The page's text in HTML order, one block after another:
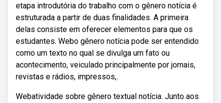
etapa introdutória do trabalho com o gênero notícia é
estruturada a partir de duas finalidades. A primeira
delas consiste em oferecer elementos para que os
estudantes. Webo gênero notícia pode ser entendido
como um texto no qual se divulga um fato ou
acontecimento, veiculado principalmente por jornais,
revistas e rádios, impressos,.
Webatividade sobre gênero textual notícia. Junto aos